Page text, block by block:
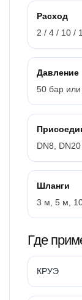
Расход
2 / 4 / 10 /
Давление
50 бар или
DN8,
Шланги
3 м, 5 м,
Где
КРУЭ